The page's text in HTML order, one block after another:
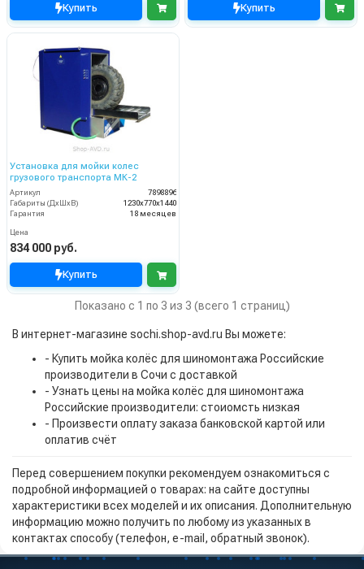
Купить Купить
Установка для мойки колес
грузового транспорта МК-2
Артикул
7898896
Габариты (ДхШхВ)
1230х770х1440
Гарантия
18 месяцев
Цена
834 000 руб.
Купить
Показано с 1 по 3 из 3 (всего 1 страниц)
В интернет-магазине sochi.shop-avd.ru Вы можете:
- Купить мойка колёс для шиномонтажа Российские
производители в Сочи с доставкой
- Узнать цены на мойка колёс для шиномонтажа
Российские производители: стоиомсть низкая
- Произвести оплату заказа банковской картой или
оплатив счёт
Перед совершением покупки рекомендуем ознакомиться с
подробной информацией о товарах: на сайте доступны
характеристики всех моделей и их описания. Дополнительную
информацию можно получить по любому из указанных в
контактах способу (телефон, e-mail, обратный звонок).